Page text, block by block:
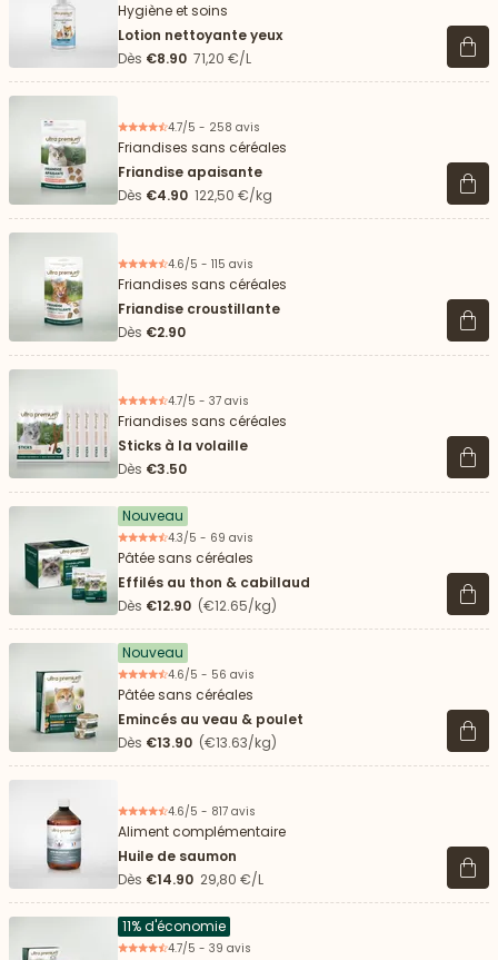
Hygiène et soins
Lotion nettoyante yeux
Dès €8.90 71,20 €/L Voir
4.7/5 - 258 avis
Friandises sans céréales
Friandise apaisante
Dès €4.90 122,50 €/kg Voir
4.6/5 - 115 avis
Friandises sans céréales
Friandise croustillante
Dès €2.90 Voir
4.7/5 - 37 avis
Friandises sans céréales
Sticks à la volaille
Dès €3.50 Voir
Nouveau
4.3/5 - 69 avis
Pâtée sans céréales
Effilés au thon & cabillaud
Dès €12.90 (€12.65/kg) Voir
Nouveau
4.6/5 - 56 avis
Pâtée sans céréales
Emincés au veau & poulet
Dès €13.90 (€13.63/kg) Voir
4.6/5 - 817 avis
Aliment complémentaire
Huile de saumon
Dès €14.90 29,80 €/L Voir
11% d'économie
4.7/5 - 39 avis